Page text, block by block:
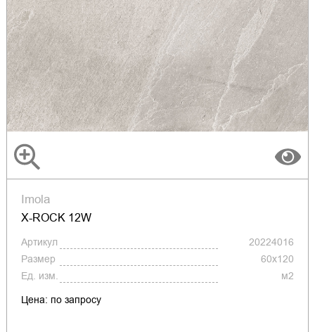
Imola
X-ROCK 12W
Артикул
20224016
Размер
60x120
Ед. изм.
м2
Цена: по запросу